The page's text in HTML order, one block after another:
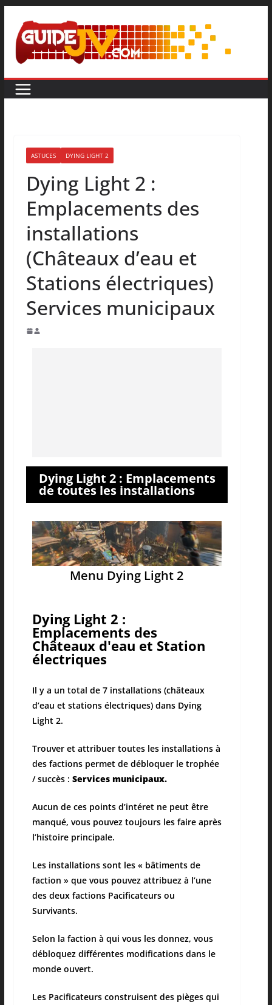
ASTUCES DYING LIGHT 2
Dying Light 2 :
Emplacements des
installations
(Châteaux d’eau et
Stations électriques)
Services municipaux
Dying Light 2 : Emplacements
de toutes les installations
Menu Dying Light 2
Dying Light 2 :
Emplacements des
Châteaux d'eau et Station
électriques
Il y a un total de 7 installations (châteaux
d’eau et stations électriques) dans Dying
Light 2.
Trouver et attribuer toutes les installations à
des factions permet de débloquer le trophée
/ succès : Services municipaux.
Aucun de ces points d’intéret ne peut être
manqué, vous pouvez toujours les faire après
l’histoire principale.
Les installations sont les « bâtiments de
faction » que vous pouvez attribuez à l’une
des deux factions Pacificateurs ou
Survivants.
Selon la faction à qui vous les donnez, vous
débloquez différentes modifications dans le
monde ouvert.
Les Pacificateurs construisent des pièges qui